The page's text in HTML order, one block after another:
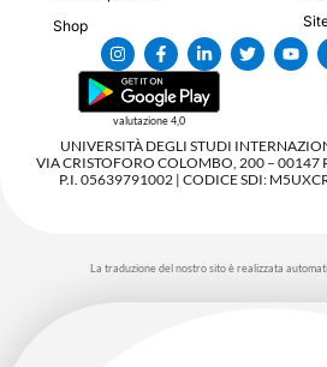
Shop
valutazione 4,0
UNIVERSITÀ DEGLI STUDI
VIA CRISTOFORO COLOMBO, 200 – 00147
P.I. 05639791002 | CODICE SDI:
La traduzione del nostro sito è realizzata